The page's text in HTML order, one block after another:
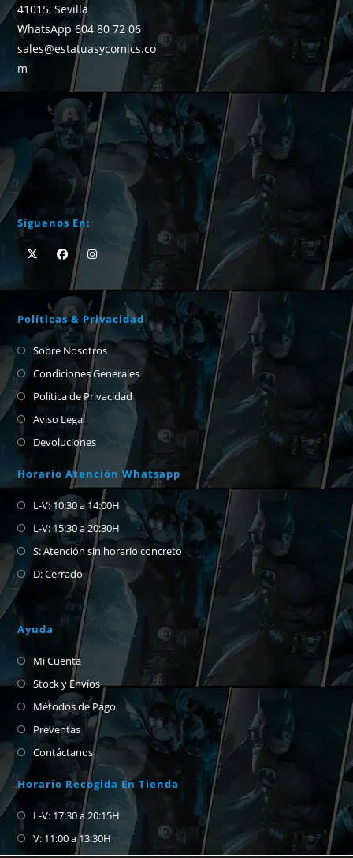
41015, Sevilla
WhatsApp 604 80 72 06
sales@estatuasycomics.co
m
Síguenos En:
Políticas & Privacidad
Sobre Nosotros
Condiciones Generales
Política de Privacidad
Aviso Legal
Devoluciones
Horario Atención Whatsapp
L-V: 10:30 a 14:00H
L-V: 15:30 a 20:30H
S: Atención sin horario concreto
D: Cerrado
Ayuda
Mi Cuenta
Stock y Envíos
Métodos de Pago
Preventas
Contáctanos
Horario Recogida En Tienda
L-V: 17:30 a 20:15H
V: 11:00 a 13:30H